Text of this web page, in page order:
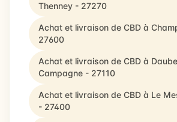
Thenney - 27270
Achat et livraison de CBD à
27600
Achat et livraison de CBD à
Campagne - 27110
Achat et livraison de CBD à Le
- 27400